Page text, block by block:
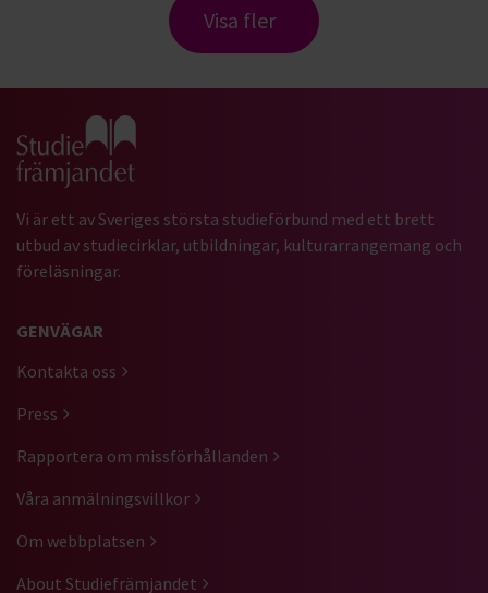
Visa fler
Gå till studiefrämjandets startsida
Vi är ett av Sveriges största studieförbund med ett brett
utbud av studiecirklar, utbildningar, kulturarrangemang och
föreläsningar.
GENVÄGAR
Kontakta oss
Press
Rapportera om missförhållanden
Våra anmälningsvillkor
Om webbplatsen
About Studiefrämjandet